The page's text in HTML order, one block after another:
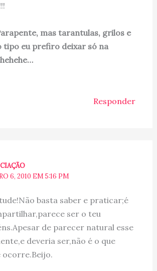
mas tarantulas, grilos e
tipo eu prefiro deixar só na
Responder
6, 2010 EM 5:16 PM
basta saber e praticar;é
ser o teu
de parecer natural esse
deveria ser,não é o que
ocorre.Beijo.